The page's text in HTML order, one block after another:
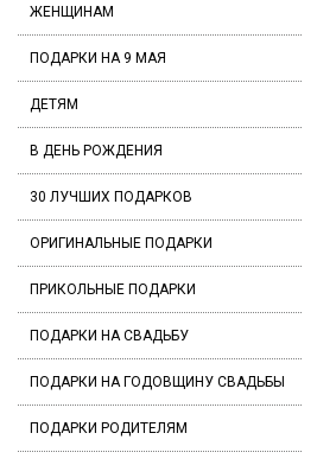
ЖЕНЩИНАМ
ПОДАРКИ НА 9 МАЯ
ДЕТЯМ
В ДЕНЬ РОЖДЕНИЯ
30 ЛУЧШИХ ПОДАРКОВ
ОРИГИНАЛЬНЫЕ ПОДАРКИ
ПРИКОЛЬНЫЕ ПОДАРКИ
ПОДАРКИ НА СВАДЬБУ
ПОДАРКИ НА ГОДОВЩИНУ СВАДЬБЫ
ПОДАРКИ РОДИТЕЛЯМ